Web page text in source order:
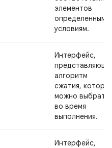
элементов
определенным
условиям.
Интерфейс,
алгоритм
сжатия,
можно выбрать
во время
выполнения.
Интерфейс,